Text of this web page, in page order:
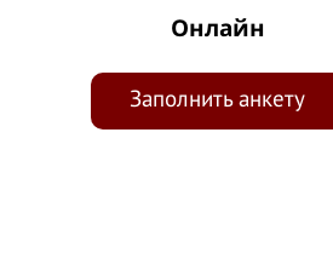
Онлайн
Заполнить анкету